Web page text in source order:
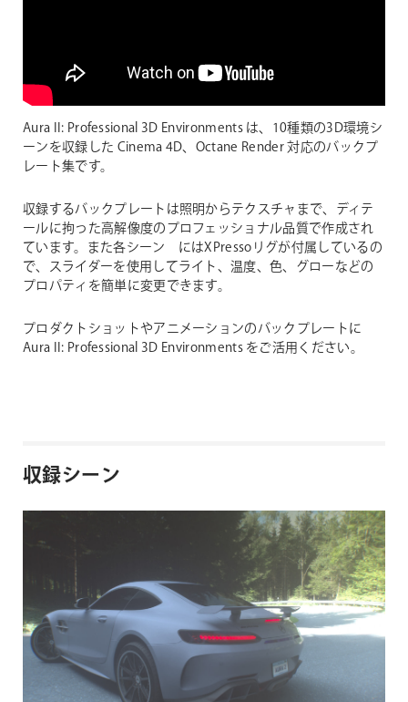
Aura II: Professional 3D Environments は、10種類の3D環境シ
ーンを収録した Cinema 4D、Octane Render 対応のバックプ
レート集です。
収録するバックプレートは照明からテクスチャまで、ディテ
ールに拘った高解像度のプロフェッショナル品質で作成され
ています。また各シーン にはXPressoリグが付属しているの
で、スライダーを使用してライト、温度、色、グローなどの
プロパティを簡単に変更できます。
プロダクトショットやアニメーションのバックプレートに
Aura II: Professional 3D Environments をご活用ください。
収録シーン